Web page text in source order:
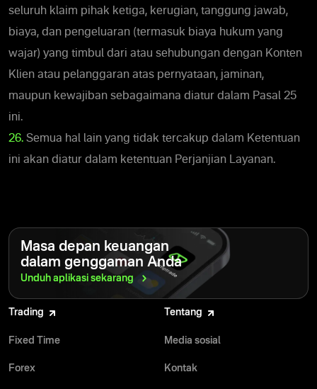
seluruh klaim pihak ketiga, kerugian, tanggung jawab,
biaya, dan pengeluaran (termasuk biaya hukum yang
wajar) yang timbul dari atau sehubungan dengan Konten
Klien atau pelanggaran atas pernyataan, jaminan,
maupun kewajiban sebagaimana diatur dalam Pasal 25
ini.
26. Semua hal lain yang tidak tercakup dalam Ketentuan
ini akan diatur dalam ketentuan Perjanjian Layanan.
Masa depan keuangan
dalam genggaman Anda
Unduh aplikasi sekarang
Trading
Fixed Time
Forex
Tentang
Media sosial
Kontak